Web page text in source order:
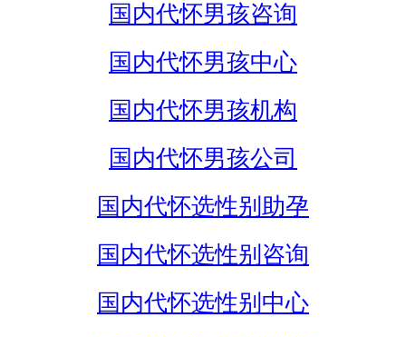
国内代怀男孩咨询
国内代怀男孩中心
国内代怀男孩机构
国内代怀男孩公司
国内代怀选性别助孕
国内代怀选性别咨询
国内代怀选性别中心